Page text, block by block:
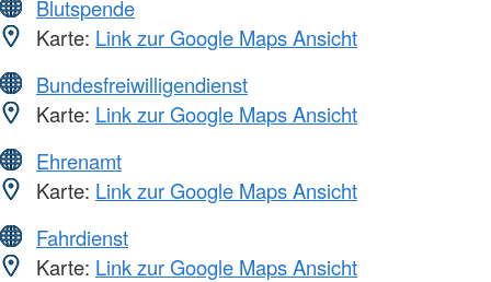
Blutspende
Karte: Link zur Google Maps Ansicht
Bundesfreiwilligendienst
Karte: Link zur Google Maps Ansicht
Ehrenamt
Karte: Link zur Google Maps Ansicht
Fahrdienst
Karte: Link zur Google Maps Ansicht